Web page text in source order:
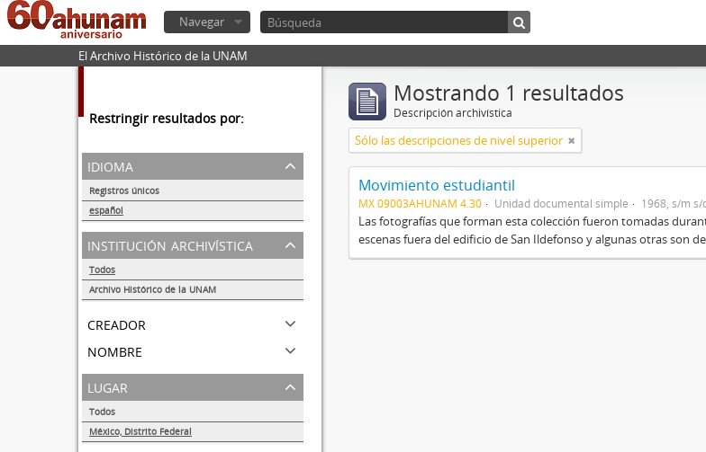
Navegar
El Archivo Histórico de la UNAM
Restringir resultados por:
idioma
Registros únicos
español
1
institución archivística
Todos
Archivo Histórico de la UNAM
creador
nombre
lugar
Todos
México, Distrito Federal
Mostrando 1 resultados
Descripción archivística
Sólo las descripciones de nivel superior
Movimiento estudiantil
MX 09003AHUNAM 4.30 Unidad documental simple 1968, s/m s/
Las fotografías que forman esta colección fueron tomadas
escenas fuera del edificio de San Ildefonso y algunas otras son